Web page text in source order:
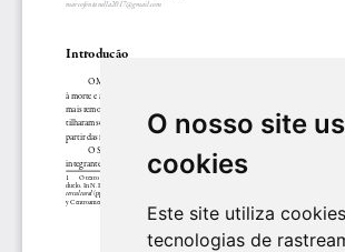
O nosso site
cookies
Este site utiliza
tecnologias de